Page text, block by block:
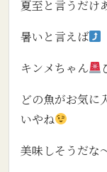
夏至と言うだけ
暑いと言えば
キンメちゃん
どの魚がお気に
いやね
美味しそうだな